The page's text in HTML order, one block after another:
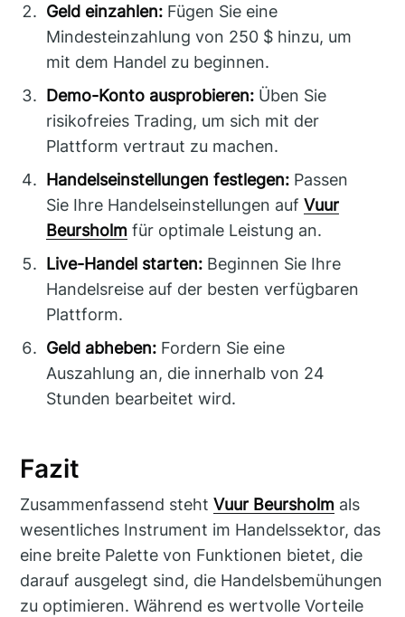
Geld einzahlen: Fügen Sie eine
Mindesteinzahlung von 250 $ hinzu, um
mit dem Handel zu beginnen.
Demo-Konto ausprobieren: Üben Sie
risikofreies Trading, um sich mit der
Plattform vertraut zu machen.
Handelseinstellungen festlegen: Passen
Sie Ihre Handelseinstellungen aufVuur
Beursholm für optimale Leistung an.
Live-Handel starten: Beginnen Sie Ihre
Handelsreise auf der besten verfügbaren
Plattform.
Geld abheben: Fordern Sie eine
Auszahlung an, die innerhalb von 24
Stunden bearbeitet wird.
Fazit
Zusammenfassend stehtVuur Beursholm als
wesentliches Instrument im Handelssektor, das
eine breite Palette von Funktionen bietet, die
darauf ausgelegt sind, die Handelsbemühungen
zu optimieren. Während es wertvolle Vorteile